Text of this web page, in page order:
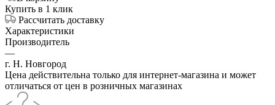
Купить в 1 клик
Рассчитать доставку
Характеристики
Производитель
—
г. Н. Новгород
Цена действительна только для интернет-магазина и может
отличаться от цен в розничных магазинах